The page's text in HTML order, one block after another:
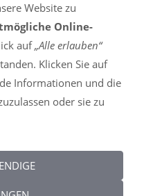
für die Darstellung
haben. In
Seite und können
anpassen.
Website zu
Online-
auf„Alle erlauben“
Klicken Sie auf
Informationen und die
oder sie zu